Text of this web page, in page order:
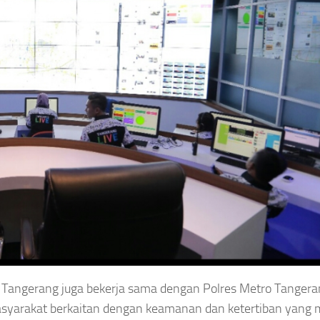
juga bekerja sama dengan Polres Metro
berkaitan dengan keamanan dan ketertiban yang